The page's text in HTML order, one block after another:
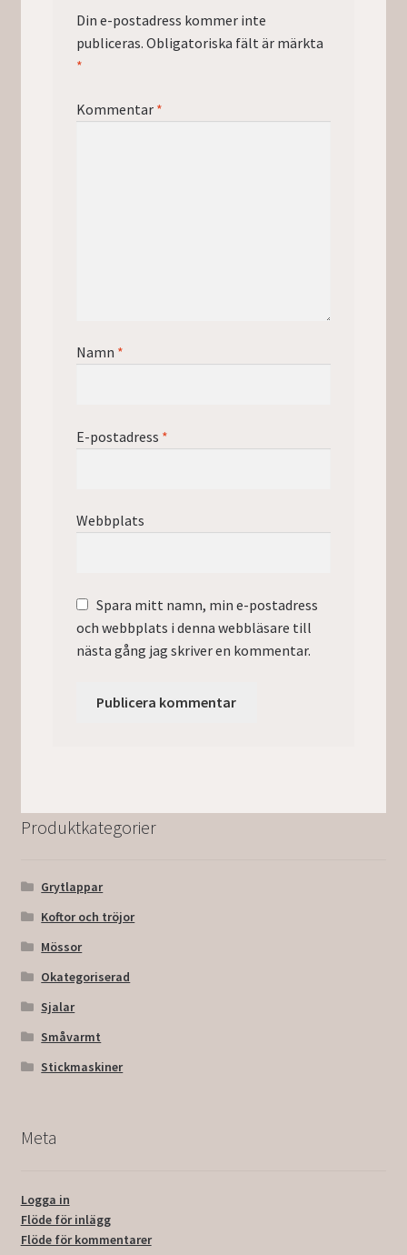
Din e-postadress kommer inte
publiceras. Obligatoriska fält är märkta
*
Kommentar *
Namn *
E-postadress *
Webbplats
Spara mitt namn, min e-postadress
och webbplats i denna webbläsare till
nästa gång jag skriver en kommentar.
Produktkategorier
Grytlappar
Koftor och tröjor
Mössor
Okategoriserad
Sjalar
Småvarmt
Stickmaskiner
Meta
Logga in
Flöde för inlägg
Flöde för kommentarer